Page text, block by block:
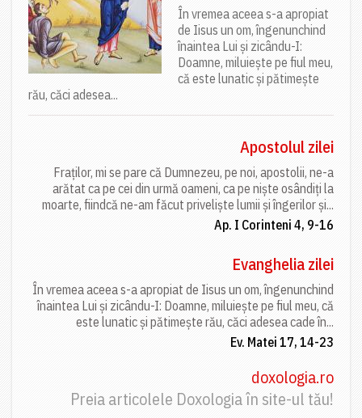
În vremea aceea s-a apropiat
de Iisus un om, îngenunchind
înaintea Lui și zicându-I:
Doamne, miluiește pe fiul meu,
că este lunatic și pătimește
rău, căci adesea...
Apostolul zilei
Fraților, mi se pare că Dumnezeu, pe noi, apostolii, ne-a
arătat ca pe cei din urmă oameni, ca pe niște osândiți la
moarte, fiindcă ne-am făcut priveliște lumii și îngerilor și...
Ap. I Corinteni 4, 9-16
Evanghelia zilei
În vremea aceea s-a apropiat de Iisus un om, îngenunchind
înaintea Lui și zicându-I: Doamne, miluiește pe fiul meu, că
este lunatic și pătimește rău, căci adesea cade în...
Ev. Matei 17, 14-23
doxologia.ro
Preia articolele Doxologia în site-ul tău!